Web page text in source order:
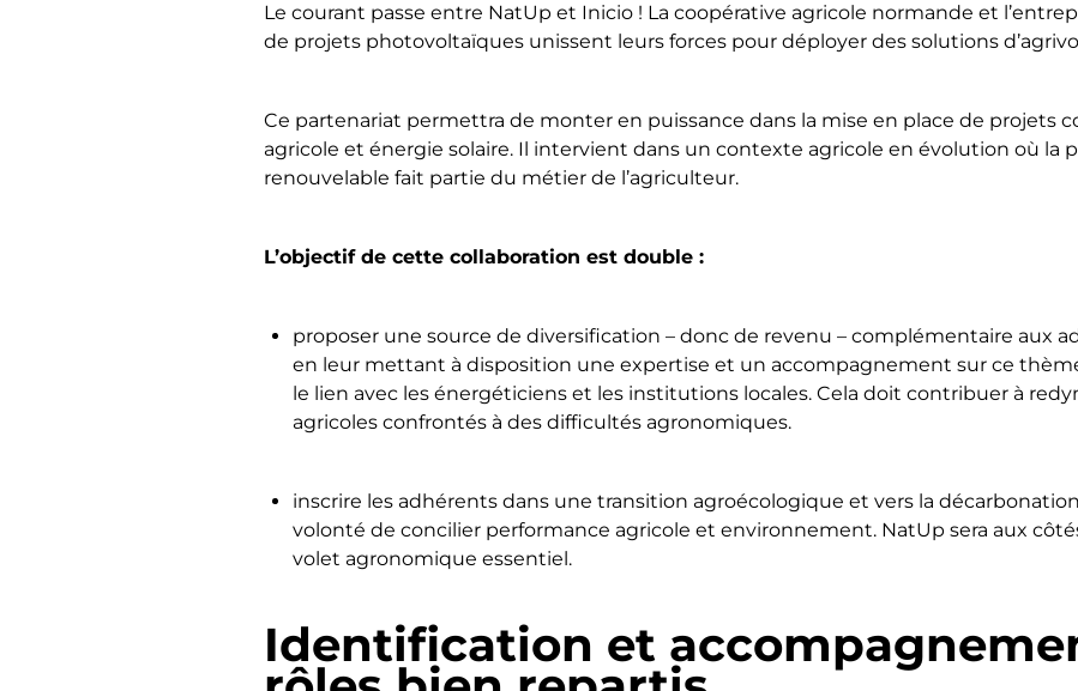
Le courant passe entre NatUp et Inicio ! La coopérative agricole normande et
de projets photovoltaïques unissent leurs forces pour déployer des solutions
Ce partenariat permettra de monter en puissance dans la mise en place de projets
agricole et énergie solaire. Il intervient dans un contexte agricole en évolution où la
renouvelable fait partie du métier de l’agriculteur.
L’objectif de cette collaboration est double :
proposer une source de diversification – donc de revenu – complémentaire aux
en leur mettant à disposition une expertise et un accompagnement sur ce
le lien avec les énergéticiens et les institutions locales. Cela doit contribuer à
agricoles confrontés à des difficultés agronomiques.
inscrire les adhérents dans une transition agroécologique et vers la
volonté de concilier performance agricole et environnement. NatUp sera aux
volet agronomique essentiel.
Identification et